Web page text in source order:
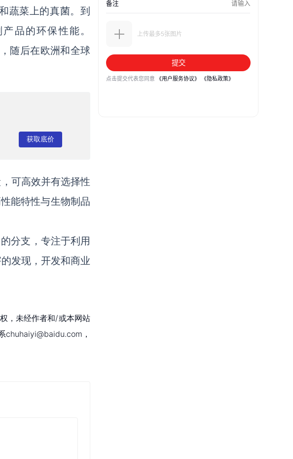
蔬菜上的真菌。到
品的环保性能。
随后在欧洲和全球
获取底价
可高效并有选择性
能特性与生物制品
分支，专注于利用
发现，开发和商业
，未经作者和/或本网站
chuhaiyi@baidu.com，